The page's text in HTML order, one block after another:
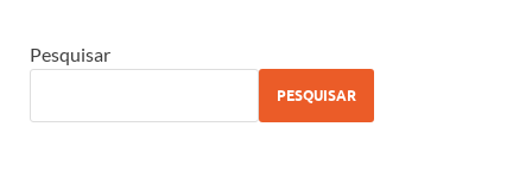
Pesquisar
PESQUISAR